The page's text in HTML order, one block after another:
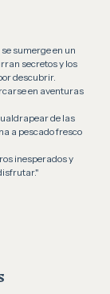
sumerge en un
secretos y los
descubrir.
en aventuras
de las
a pescado fresco
inesperados y